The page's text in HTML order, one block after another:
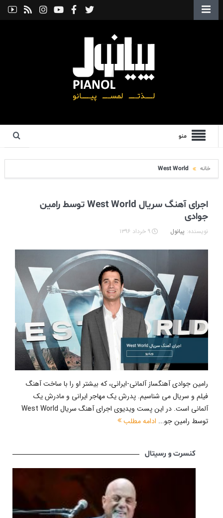
منو
خانه
اجرای آهنگ سریال West World توسط رامین
جوادی
نویسنده: پیانول ۹ خرداد ۱۳۹۶
رامین جوادی آهنگساز آلمانی-ایرانی، که بیشتر او را با ساخت آهنگ
فیلم و سریال می شناسیم. پدرش یک مهاجر ایرانی و مادرش یک
آلمانی است. در این پست ویدیوی اجرای آهنگ سریال West World
توسط رامین جو... ادامه مطلب
کنسرت و رسیتال